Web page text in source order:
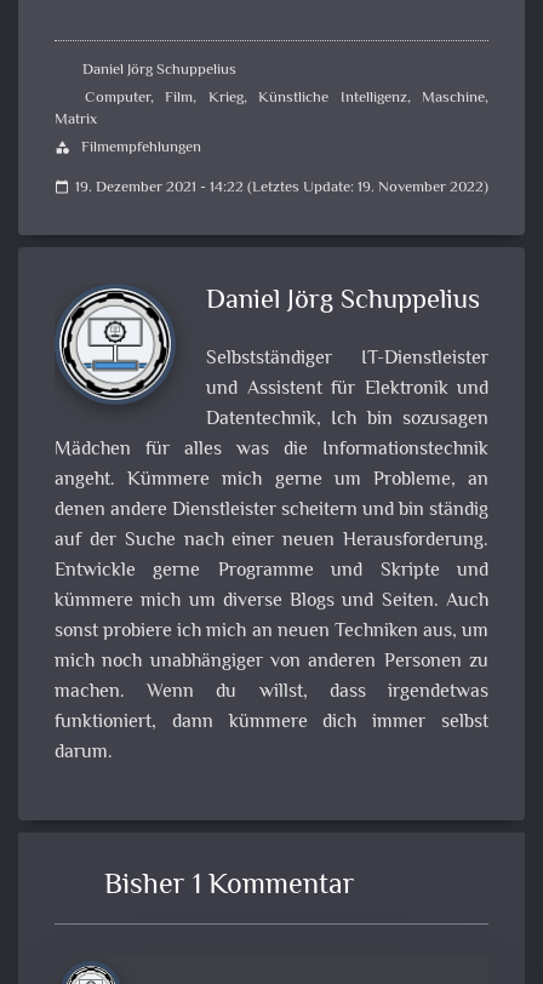
Daniel Jörg Schuppelius
Computer,Film, Krieg,Künstliche Intelligenz, Maschine,
Matrix
category Filmempfehlungen
calendar_today 19. Dezember 2021 - 14:22 (Letztes Update: 19. November 2022)
Daniel Jörg Schuppelius
Selbstständiger IT-Dienstleister
und Assistent für Elektronik und
Datentechnik, Ich bin sozusagen
Mädchen für alles was die Informationstechnik
angeht. Kümmere mich gerne um Probleme, an
denen andere Dienstleister scheitern und bin ständig
auf der Suche nach einer neuen Herausforderung.
Entwickle gerne Programme und Skripte und
kümmere mich um diverse Blogs und Seiten. Auch
sonst probiere ich mich an neuen Techniken aus, um
mich noch unabhängiger von anderen Personen zu
machen. Wenn du willst, dass irgendetwas
funktioniert, dann kümmere dich immer selbst
darum.
Bisher 1 Kommentar